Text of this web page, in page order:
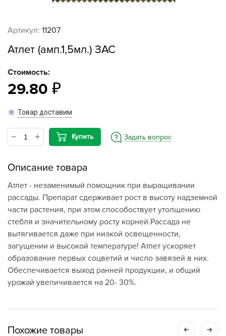
Артикул: 11207
Атлет (амп.1,5мл.) ЗАС
Стоимость:
29.80
Товар доставим
Купить Задать вопрос
Описание товара
Атлет - незаменимый помощник при выращивании
рассады. Препарат сдерживает рост в высоту надземной
части растения, при этом способоствует утолщению
стебля и значительному росту корней.Рассада не
вытягивается даже при низкой освещенности,
загущении и высокой температуре! Атлет ускоряет
образование первых соцветий и число завязей в них.
Обеспечивается выход ранней продукции, и общий
урожай увеличивается на 20- 30%.
Похожие товары